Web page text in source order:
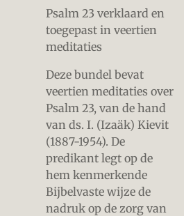
Psalm 23 verklaard en
toegepast in veertien
meditaties
Deze bundel bevat
veertien meditaties over
Psalm 23, van de hand
van ds. I. (Izaäk) Kievit
(1887-1954). De
predikant legt op de
hem kenmerkende
Bijbelvaste wijze de
nadruk op de zorg van